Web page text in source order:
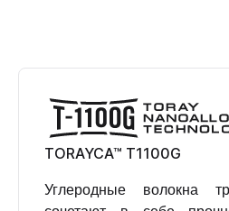
TORAYCA™ T1100G
Углеродные волокна